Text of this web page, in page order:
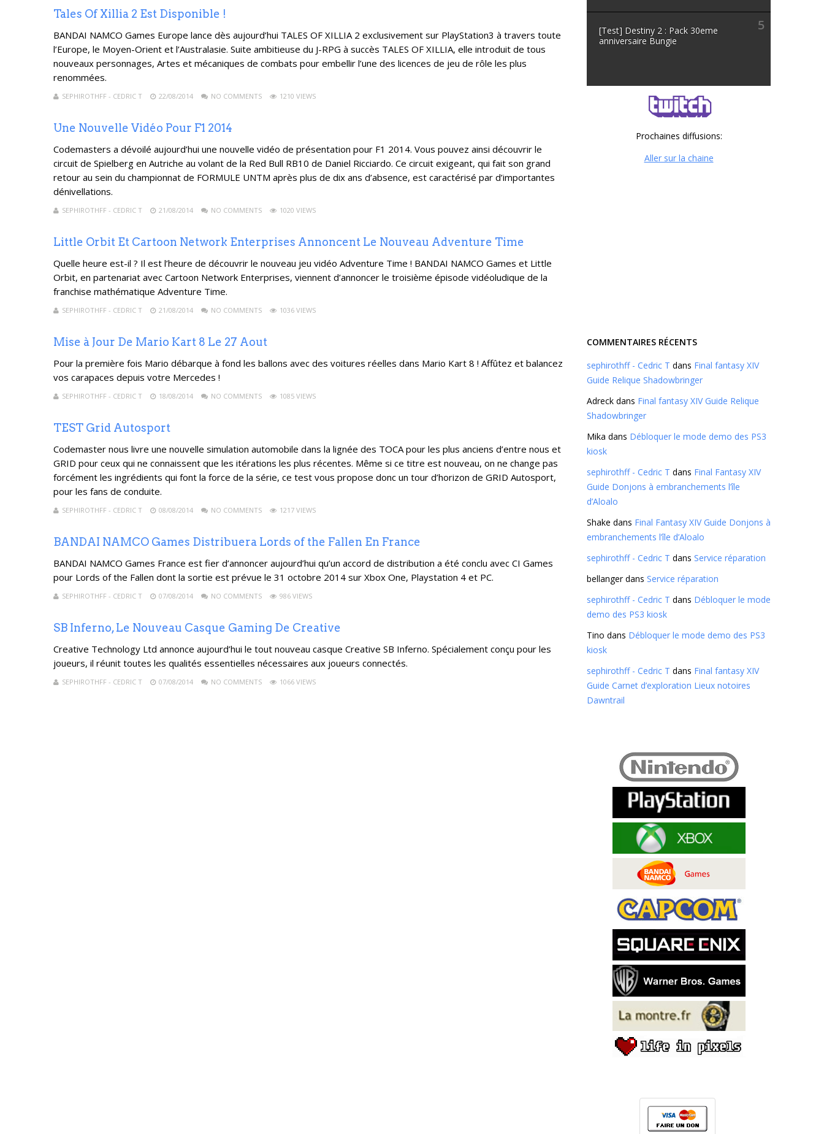
Tales Of Xillia 2 Est Disponible !
BANDAI NAMCO Games Europe lance dès aujourd’hui TALES OF XILLIA 2 exclusivement sur PlayStation3 à travers toute
l’Europe, le Moyen-Orient et l’Australasie. Suite ambitieuse du J-RPG à succès TALES OF XILLIA, elle introduit de tous
nouveaux personnages, Artes et mécaniques de combats pour embellir l’une des licences de jeu de rôle les plus
renommées.
SEPHIROTHFF - CEDRIC T 22/08/2014 NO COMMENTS 1210 VIEWS
Une Nouvelle Vidéo Pour F1 2014
Codemasters a dévoilé aujourd’hui une nouvelle vidéo de présentation pour F1 2014. Vous pouvez ainsi découvrir le
circuit de Spielberg en Autriche au volant de la Red Bull RB10 de Daniel Ricciardo. Ce circuit exigeant, qui fait son grand
retour au sein du championnat de FORMULE UNTM après plus de dix ans d’absence, est caractérisé par d’importantes
dénivellations.
SEPHIROTHFF - CEDRIC T 21/08/2014 NO COMMENTS 1020 VIEWS
Little Orbit Et Cartoon Network Enterprises Annoncent Le Nouveau Adventure Time
Quelle heure est-il ? Il est l’heure de découvrir le nouveau jeu vidéo Adventure Time ! BANDAI NAMCO Games et Little
Orbit, en partenariat avec Cartoon Network Enterprises, viennent d’annoncer le troisième épisode vidéoludique de la
franchise mathématique Adventure Time.
SEPHIROTHFF - CEDRIC T 21/08/2014 NO COMMENTS 1036 VIEWS
Mise à Jour De Mario Kart 8 Le 27 Aout
Pour la première fois Mario débarque à fond les ballons avec des voitures réelles dans Mario Kart 8 ! Affûtez et balancez
vos carapaces depuis votre Mercedes !
SEPHIROTHFF - CEDRIC T 18/08/2014 NO COMMENTS 1085 VIEWS
TEST Grid Autosport
Codemaster nous livre une nouvelle simulation automobile dans la lignée des TOCA pour les plus anciens d’entre nous et
GRID pour ceux qui ne connaissent que les itérations les plus récentes. Même si ce titre est nouveau, on ne change pas
forcément les ingrédients qui font la force de la série, ce test vous propose donc un tour d’horizon de GRID Autosport,
pour les fans de conduite.
SEPHIROTHFF - CEDRIC T 08/08/2014 NO COMMENTS 1217 VIEWS
BANDAI NAMCO Games Distribuera Lords of the Fallen En France
BANDAI NAMCO Games France est fier d’annoncer aujourd’hui qu’un accord de distribution a été conclu avec CI Games
pour Lords of the Fallen dont la sortie est prévue le 31 octobre 2014 sur Xbox One, Playstation 4 et PC.
SEPHIROTHFF - CEDRIC T 07/08/2014 NO COMMENTS 986 VIEWS
SB Inferno, Le Nouveau Casque Gaming De Creative
Creative Technology Ltd annonce aujourd’hui le tout nouveau casque Creative SB Inferno. Spécialement conçu pour les
joueurs, il réunit toutes les qualités essentielles nécessaires aux joueurs connectés.
SEPHIROTHFF - CEDRIC T 07/08/2014 NO COMMENTS 1066 VIEWS
5
[Test] Destiny 2 : Pack 30eme
anniversaire Bungie
Prochaines diffusions:
Aller sur la chaine
COMMENTAIRES RÉCENTS
sephirothff - Cedric T dans Final fantasy XIV
Guide Relique Shadowbringer
Adreck dans Final fantasy XIV Guide Relique
Shadowbringer
Mika dans Débloquer le mode demo des PS3
kiosk
sephirothff - Cedric T dans Final Fantasy XIV
Guide Donjons à embranchements l’île
d’Aloalo
Shake dans Final Fantasy XIV Guide Donjons à
embranchements l’île d’Aloalo
sephirothff - Cedric T dans Service réparation
bellangerdans Service réparation
sephirothff - Cedric T dans Débloquer le mode
demo des PS3 kiosk
Tino dans Débloquer le mode demo des PS3
kiosk
sephirothff - Cedric T dans Final fantasy XIV
Guide Carnet d’exploration Lieux notoires
Dawntrail